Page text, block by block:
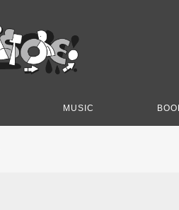
MUSIC